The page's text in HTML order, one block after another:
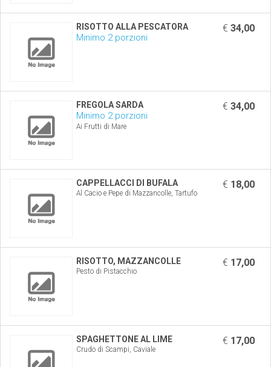
RISOTTO ALLA PESCATORA
Minimo 2 porzioni
€ 34,00
FREGOLA SARDA
Minimo 2 porzioni
Ai Frutti di Mare
€ 34,00
CAPPELLACCI DI BUFALA
Al Cacio e Pepe di Mazzancolle, Tartufo
€ 18,00
RISOTTO, MAZZANCOLLE
Pesto di Pistacchio
€ 17,00
SPAGHETTONE AL LIME
Crudo di Scampi, Caviale
€ 17,00